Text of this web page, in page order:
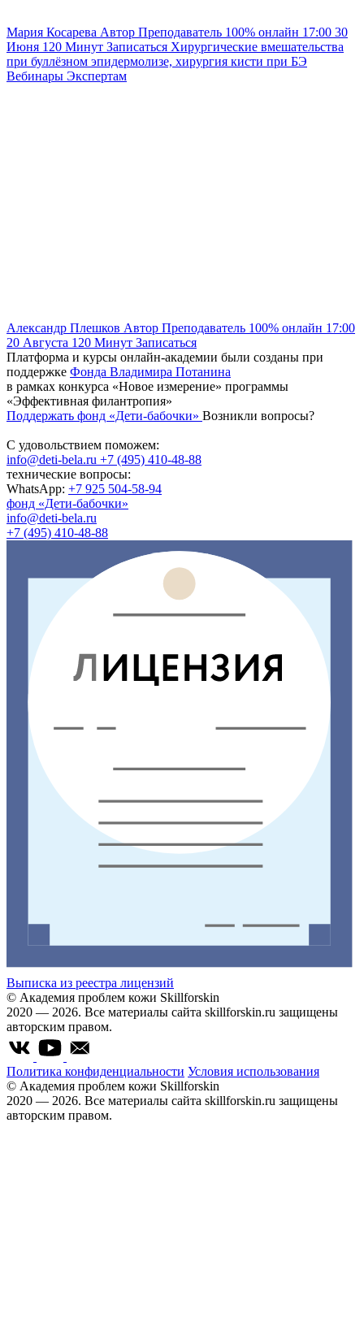
Мария Косарева Автор Преподаватель 100% онлайн 17:00 30
Июня 120 Минут Записаться Хирургические вмешательства
при буллёзном эпидермолизе, хирургия кисти при БЭ
Вебинары Экспертам
Александр Плешков Автор Преподаватель 100% онлайн 17:00
20 Августа 120 Минут Записаться
Платформа и курсы онлайн-академии были созданы при
поддержке Фонда Владимира Потанина
в рамках конкурса «Новое измерение» программы
«Эффективная филантропия»
Поддержать фонд «Дети-бабочки» Возникли вопросы?
С удовольствием поможем:
info@deti-bela.ru +7 (495) 410-48-88
технические вопросы:
WhatsApp: +7 925 504-58-94
фонд «Дети-бабочки»
info@deti-bela.ru
+7 (495) 410-48-88
Выписка из реестра лицензий
© Академия проблем кожи Skillforskin
2020 — 2026. Все материалы сайта skillforskin.ru защищены
авторским правом.
Политика конфиденциальности Условия использования
© Академия проблем кожи Skillforskin
2020 — 2026. Все материалы сайта skillforskin.ru защищены
авторским правом.